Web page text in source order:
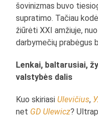
šovinizmas buvo
supratimo. Tačiau
žiūrėti XXI amžiuje,
darbymečių prabėgus
Lenkai, baltarusiai,
valstybės dalis
Kuo skiriasi Ulevičius,
net GD Ulewicz?